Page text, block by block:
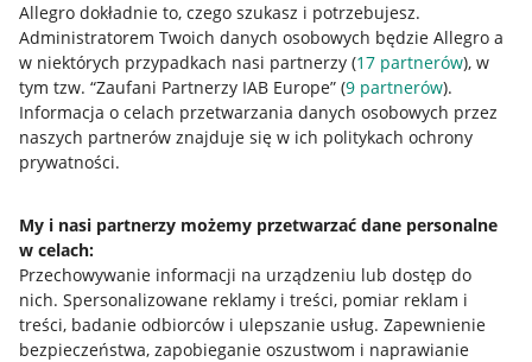
Allegro dokładnie to, czego szukasz i potrzebujesz.
Administratorem Twoich danych osobowych będzie Allegro a
w niektórych przypadkach nasi partnerzy (17 partnerów), w
tym tzw. “Zaufani Partnerzy IAB Europe” (9 partnerów).
Informacja o celach przetwarzania danych osobowych przez
naszych partnerów znajduje się w ich politykach ochrony
prywatności.
My i nasi partnerzy możemy przetwarzać dane personalne
w celach:
Przechowywanie informacji na urządzeniu lub dostęp do
nich. Spersonalizowane reklamy i treści, pomiar reklam i
treści, badanie odbiorców i ulepszanie usług. Zapewnienie
bezpieczeństwa, zapobieganie oszustwom i naprawianie
Przydatne informacje
Jak to działa
Allegro Gadane dla sprzedających
Allegro Gadane dla kupujących
Mapa miejscowości